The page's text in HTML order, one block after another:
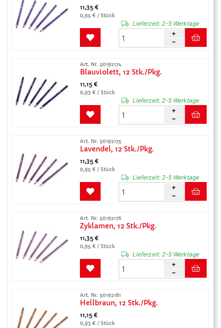
11,35 €
0,95 € / Stück
Lieferzeit:2-5 Werktage
Art. Nr. 50192174
Blauviolett, 12 Stk./Pkg.
11,15 €
0,93 € / Stück
Lieferzeit:2-5 Werktage
Art. Nr. 50192175
Lavendel, 12 Stk./Pkg.
11,35 €
0,95 € / Stück
Lieferzeit:2-5 Werktage
Art. Nr. 50192176
Zyklamen, 12 Stk./Pkg.
11,35 €
0,95 € / Stück
Lieferzeit:2-5 Werktage
Art. Nr. 50192181
Hellbraun, 12 Stk./Pkg.
11,15 €
0,93 € / Stück